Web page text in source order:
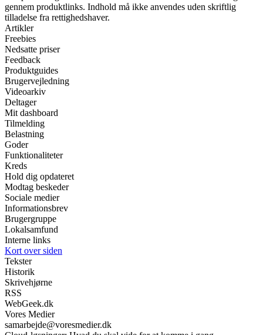
gennem produktlinks. Indhold må ikke anvendes uden skriftlig
tilladelse fra rettighedshaver.
Artikler
Freebies
Nedsatte priser
Feedback
Produktguides
Brugervejledning
Videoarkiv
Deltager
Mit dashboard
Tilmelding
Belastning
Goder
Funktionaliteter
Kreds
Hold dig opdateret
Modtag beskeder
Sociale medier
Informationsbrev
Brugergruppe
Lokalsamfund
Interne links
Kort over siden
Tekster
Historik
Skrivehjørne
RSS
WebGeek.dk
Vores Medier
samarbejde@voresmedier.dk